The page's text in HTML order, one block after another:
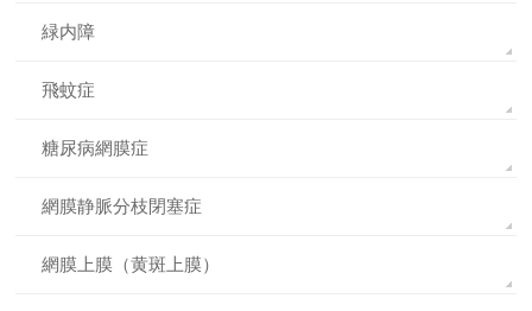
緑内障
飛蚊症
糖尿病網膜症
網膜静脈分枝閉塞症
網膜上膜（黄斑上膜）